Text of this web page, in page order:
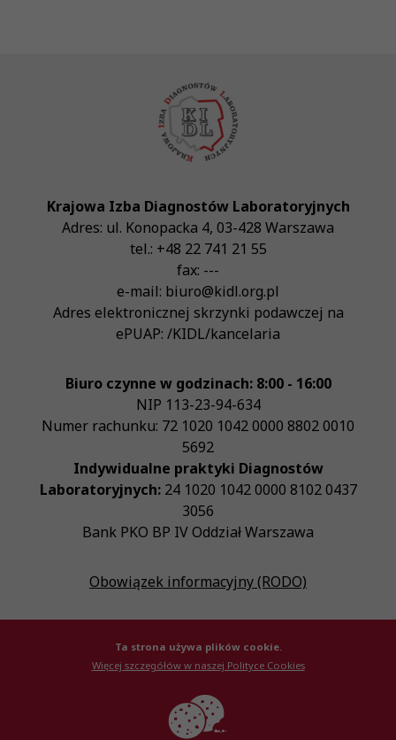
Krajowa Izba Diagnostów Laboratoryjnych
Adres: ul. Konopacka 4, 03-428 Warszawa
tel.: +48 22 741 21 55
fax: ---
e-mail: biuro@kidl.org.pl
Adres elektronicznej skrzynki podawczej na
ePUAP: /KIDL/kancelaria
Biuro czynne w godzinach: 8:00 - 16:00
NIP 113-23-94-634
Numer rachunku: 72 1020 1042 0000 8802 0010
5692
Indywidualne praktyki Diagnostów
Laboratoryjnych:24 1020 1042 0000 8102 0437
3056
Bank PKO BP IV Oddział Warszawa
Obowiązek informacyjny (RODO)
© Krajowa Izba Diagnostów Laboratoryjnych 2026
Ta strona używa plików cookie.
Więcej szczegółów w naszej Polityce Cookies